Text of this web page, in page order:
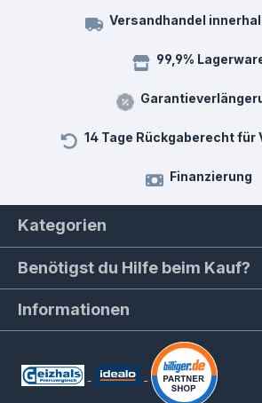
Versandhandel
99,9%
14 Tage Rückgaberecht für
Finanzierung
Kategorien
Benötigst du Hilfe beim Kauf?
Informationen